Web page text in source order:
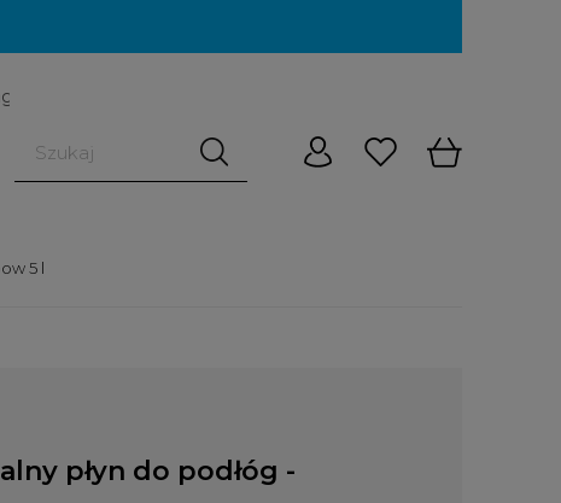
5 l
płyn do podłóg -